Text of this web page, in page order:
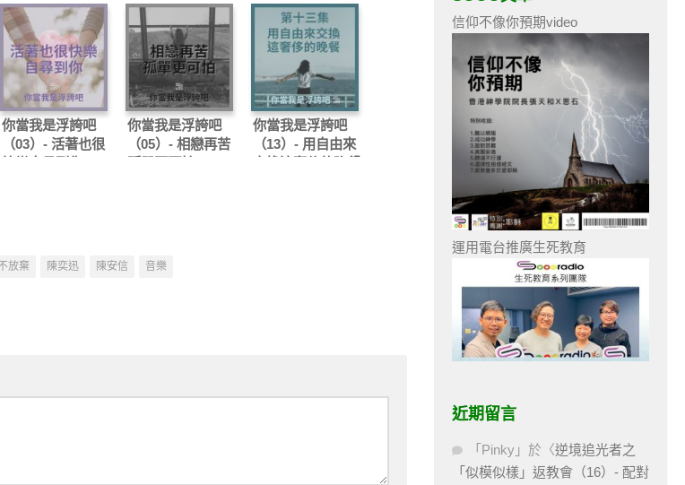
你當我是浮誇吧
（03）- 活著也很
你當我是浮誇吧
（05）- 相戀再苦
你當我是浮誇吧
（13）- 用自由來
放棄 陳奕迅 陳安信 音樂
信仰不像你預期video
運用電台推廣生死教育
近期留言
「 Pinky 」於〈逆境追光者之
「似模似樣」返教會（16）- 配對